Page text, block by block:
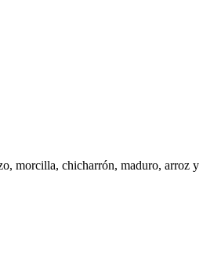
morcilla, chicharrón, maduro, arroz y